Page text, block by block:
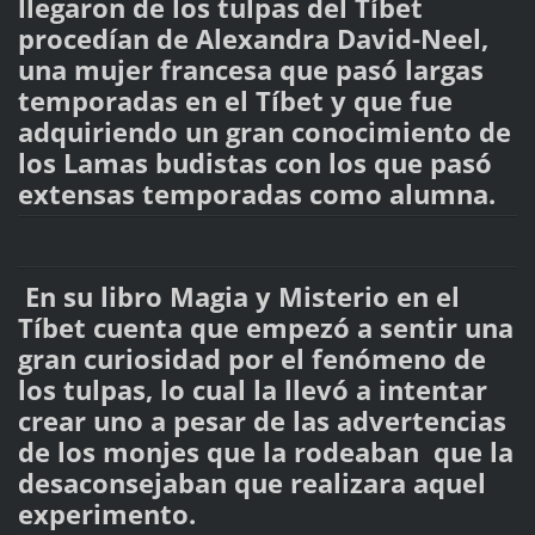
llegaron de los tulpas del Tíbet
procedían de Alexandra David-Neel,
una mujer francesa que pasó largas
temporadas en el Tíbet y que fue
adquiriendo un gran conocimiento de
los Lamas budistas con los que pasó
extensas temporadas como alumna.
En su libro Magia y Misterio en el
Tíbet cuenta que empezó a sentir una
gran curiosidad por el fenómeno de
los tulpas, lo cual la llevó a intentar
crear uno a pesar de las advertencias
de los monjes que la rodeaban que la
desaconsejaban que realizara aquel
experimento.